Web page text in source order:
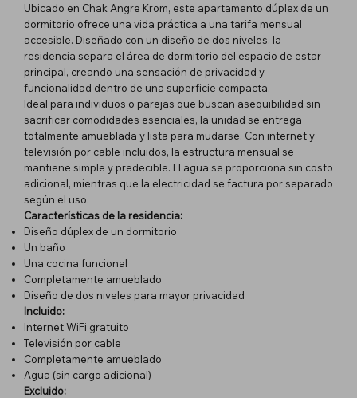
Ubicado en Chak Angre Krom, este apartamento dúplex de un
dormitorio ofrece una vida práctica a una tarifa mensual
accesible. Diseñado con un diseño de dos niveles, la
residencia separa el área de dormitorio del espacio de estar
principal, creando una sensación de privacidad y
funcionalidad dentro de una superficie compacta.
Ideal para individuos o parejas que buscan asequibilidad sin
sacrificar comodidades esenciales, la unidad se entrega
totalmente amueblada y lista para mudarse. Con internet y
televisión por cable incluidos, la estructura mensual se
mantiene simple y predecible. El agua se proporciona sin costo
adicional, mientras que la electricidad se factura por separado
según el uso.
Características de la residencia:
Diseño dúplex de un dormitorio
Un baño
Una cocina funcional
Completamente amueblado
Diseño de dos niveles para mayor privacidad
Incluido:
Internet WiFi gratuito
Televisión por cable
Completamente amueblado
Agua (sin cargo adicional)
Excluido: